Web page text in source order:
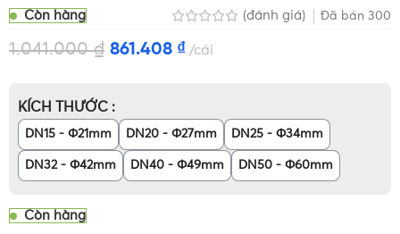
Còn hàng (đánh giá) Đã bán 300
1.041.000₫ 861.408 ₫ cái
KÍCH THƯỚC
DN15 - Φ21mm DN20 - Φ27mm DN25 - Φ34mm
DN32 - Φ42mm DN40 - Φ49mm DN50 - Φ60mm
Còn hàng